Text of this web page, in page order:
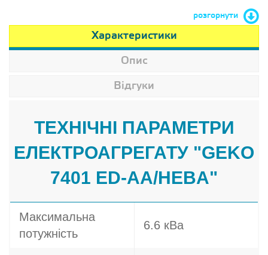
розгорнути
Характеристики
Опис
Відгуки
ТЕХНІЧНІ ПАРАМЕТРИ
ЕЛЕКТРОАГРЕГАТУ "GEKO
7401 ED-AA/HEBA"
Максимальна
потужність
6.6 кВа